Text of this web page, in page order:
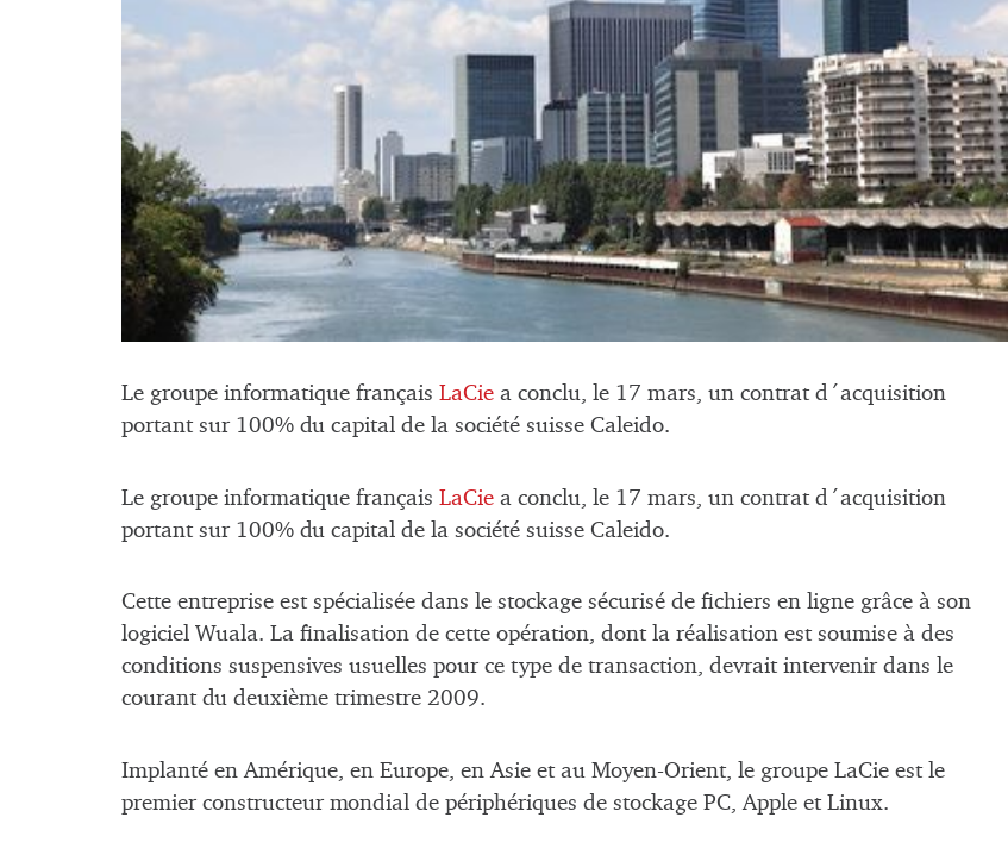
Le groupe informatique français LaCie a conclu, le 17 mars, un contrat d´acquisition
portant sur 100% du capital de la société suisse Caleido.
Le groupe informatique français LaCie a conclu, le 17 mars, un contrat d´acquisition
portant sur 100% du capital de la société suisse Caleido.
Cette entreprise est spécialisée dans le stockage sécurisé de fichiers en ligne grâce à son
logiciel Wuala. La finalisation de cette opération, dont la réalisation est soumise à des
conditions suspensives usuelles pour ce type de transaction, devrait intervenir dans le
courant du deuxième trimestre 2009.
Implanté en Amérique, en Europe, en Asie et au Moyen-Orient, le groupe LaCie est le
premier constructeur mondial de périphériques de stockage PC, Apple et Linux.